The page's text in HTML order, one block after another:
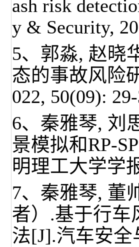
ash risk
y & Security,
5、 郭淼, 赵晓
态的事故风险
022, 50(09):
6、秦雅琴, 刘
景模拟和RP-
明理工大学学
7、秦雅琴, 董
者）.基于行车
法[J].汽车安全